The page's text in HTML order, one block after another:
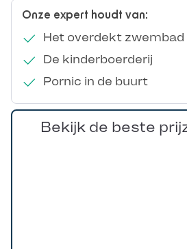
Onze expert houdt van:
Het overdekt zwembad
De kinderboerderij
Pornic in de buurt
Bekijk de beste